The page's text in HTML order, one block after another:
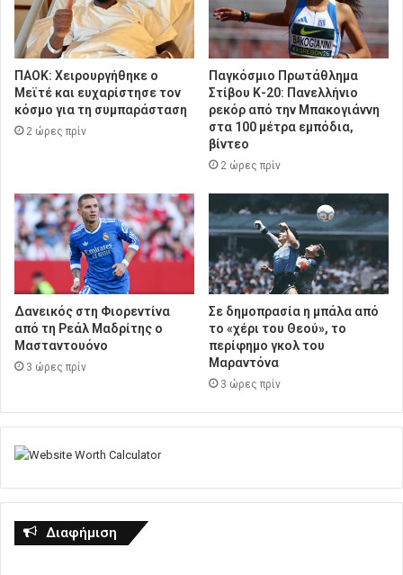
ΠΑΟΚ: Χειρουργήθηκε ο
Μεϊτέ και ευχαρίστησε τον
κόσμο για τη συμπαράσταση
2 ώρες πρίν
Παγκόσμιο Πρωτάθλημα
Στίβου Κ-20: Πανελλήνιο
ρεκόρ από την Μπακογιάννη
στα 100 μέτρα εμπόδια,
βίντεο
2 ώρες πρίν
Δανεικός στη Φιορεντίνα
από τη Ρεάλ Μαδρίτης ο
Μασταντουόνο
3 ώρες πρίν
Σε δημοπρασία η μπάλα από
το «χέρι του Θεού», το
περίφημο γκολ του
Μαραντόνα
3 ώρες πρίν
Διαφήμιση